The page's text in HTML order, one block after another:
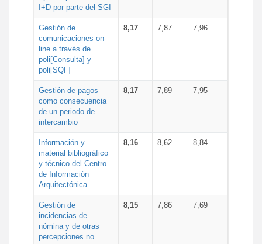
I+D por parte del SGI
Gestión de
comunicaciones on-
line a través de
poli[Consulta] y
poli[SQF]
8,17 7,87 7,96
Gestión de pagos
como consecuencia
de un periodo de
intercambio
8,17 7,89 7,95
Información y
material bibliográfico
y técnico del Centro
de Información
Arquitectónica
8,16 8,62 8,84
Gestión de
incidencias de
nómina y de otras
percepciones no
8,15 7,86 7,69